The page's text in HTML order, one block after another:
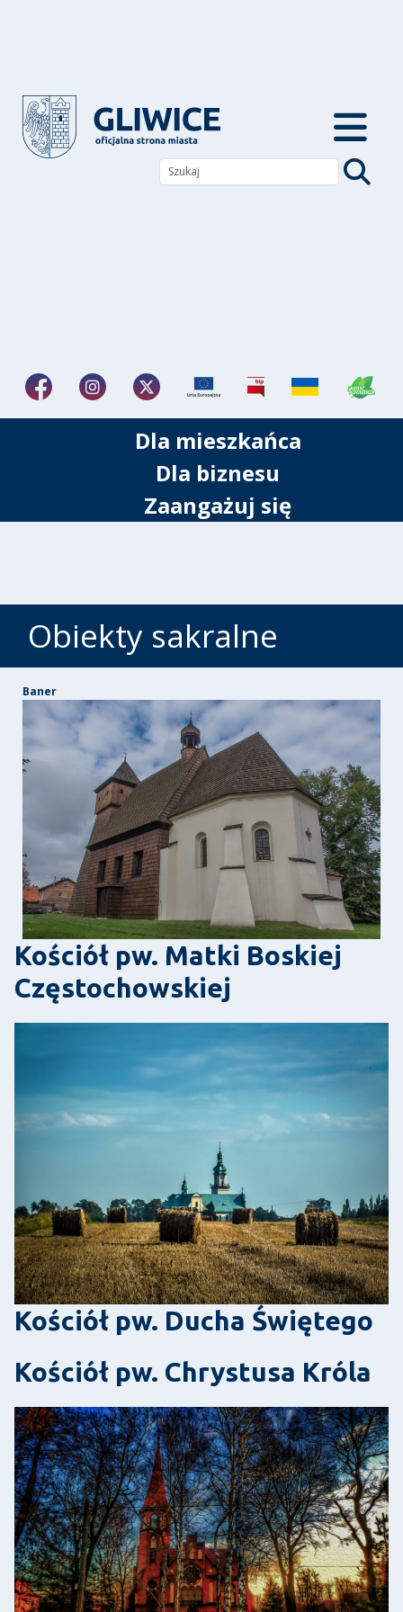
Dla mieszkańca
Dla biznesu
Zaangażuj się
Obiekty sakralne
Baner
Kościół pw. Matki Boskiej
Częstochowskiej
Kościół pw. Ducha Świętego
Kościół pw. Chrystusa Króla